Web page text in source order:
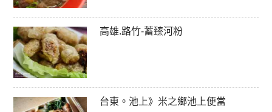
高雄.路竹-蓄臻河粉
台東。池上》米之鄉池上便當